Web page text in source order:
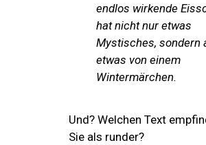
endlos wirkende
hat nicht nur etwas
Mystisches, sondern
etwas von einem
Wintermärchen.
Und? Welchen Text
Sie als runder?